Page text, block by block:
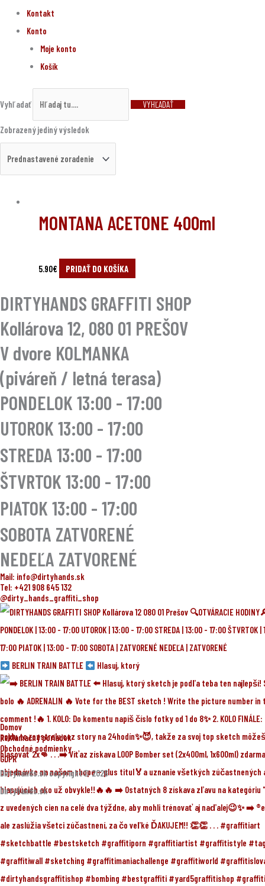
Kontakt
Konto
Moje konto
Košík
Vyhľadať VYHĽADAŤ
Zobrazený jediný výsledok
MONTANA ACETONE 400ml
5.90€ PRIDAŤ DO KOŠÍKA
DIRTYHANDS GRAFFITI SHOP
Kollárova 12, 080 01 PREŠOV
V dvore KOLMANKA
(piváreň / letná terasa)
PONDELOK 13:00 - 17:00
UTOROK 13:00 - 17:00
STREDA 13:00 - 17:00
ŠTVRTOK 13:00 - 17:00
PIATOK 13:00 - 17:00
SOBOTA ZATVORENÉ
NEDEĽA ZATVORENÉ
Mail: info@dirtyhands.sk
Tel: +421 908 645 132
@dirty_hands_graffiti_shop
BERLIN TRAIN BATTLE Hlasuj, ktorý
Domov
Reklamačný poriadok
Obchodné podmienky
GDPR
Dirtyhands.sk copyright© 2026
Dirtyhands.sk